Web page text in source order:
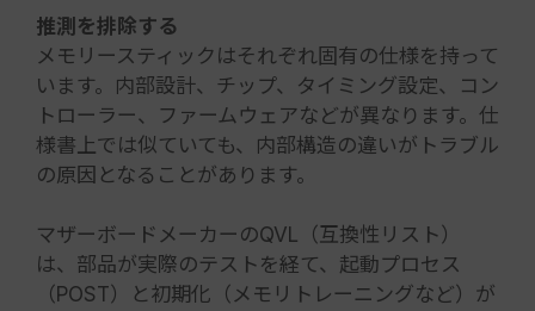
推測を排除する
メモリースティックはそれぞれ固有の仕様を持って
います。内部設計、チップ、タイミング設定、コン
トローラー、ファームウェアなどが異なります。仕
様書上では似ていても、内部構造の違いがトラブル
の原因となることがあります。
マザーボードメーカーのQVL（互換性リスト）
は、部品が実際のテストを経て、起動プロセス
（POST）と初期化（メモリトレーニングなど）が